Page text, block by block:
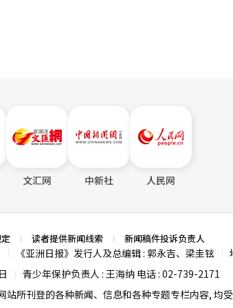
文汇网 中新社 人民网
读者提供新闻线索 新闻稿件投诉负责人
《亚洲日报》发行人及总编辑 : 郭永吉、梁圭铉
青少年保护负责人 : 王海纳 电话 : 02-739-2171
站所刊登的各种新闻、信息和各种专题专栏内容, 均受